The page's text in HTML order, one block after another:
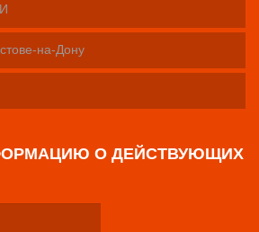
на-Дону
О ДЕЙСТВУЮЩИХ